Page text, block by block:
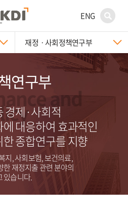
ENG
재정ㆍ사회정책연구부
연구부
경제·사회적
대응하여 효과적인
종합연구를 지향
지, 사회보험, 보건의료,
재정지출 관련 분야의
있습니다.
and